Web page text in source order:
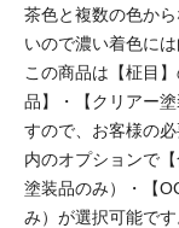
茶色と複数の色か
いので濃い着色には
この商品は【柾目
品】・【クリアー
すので、お客様の
内のオプションで
塗装品のみ）・【
み）が選択可能です